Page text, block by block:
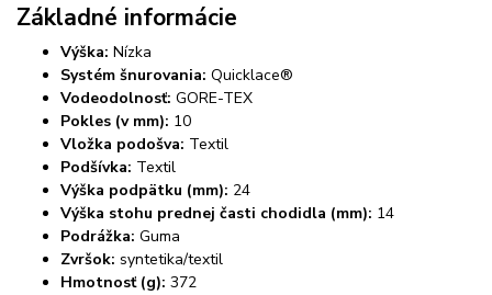
Základné informácie
Výška: Nízka
Systém šnurovania: Quicklace®
Vodeodolnosť: GORE-TEX
Pokles (v mm): 10
Vložka podošva: Textil
Podšívka: Textil
Výška podpätku (mm): 24
Výška stohu prednej časti chodidla (mm): 14
Podrážka: Guma
Zvršok: syntetika/textil
Hmotnosť (g): 372